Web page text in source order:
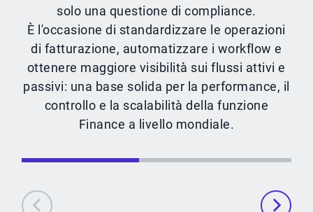
solo una questione di compliance.
È l'occasione di standardizzare le operazioni
di fatturazione, automatizzare i workflow e
ottenere maggiore visibilità sui flussi attivi e
passivi: una base solida per la performance, il
controllo e la scalabilità della funzione
Finance a livello mondiale.